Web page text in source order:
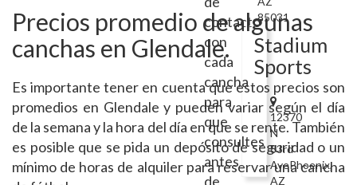
85031
Stadium
Sports
12370
N
83rd
AvePhoenix,
AZ
contacto
con
cada
cancha
para
que
consultes
antes
de
Precios promedio de algunas
canchas en Glendale.
Es importante tener en cuenta que estos precios son
promedios en Glendale y pueden variar según el día
de la semana y la hora del día en que se rente. También
es posible que se pida un depósito de seguridad o un
mínimo de horas de alquiler para reservar una cancha